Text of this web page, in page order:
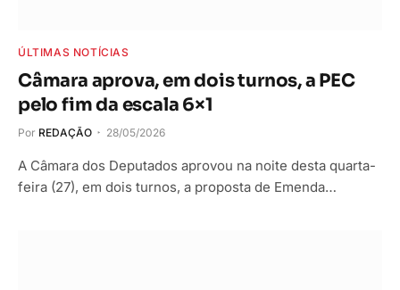
ÚLTIMAS NOTÍCIAS
Câmara aprova, em dois turnos, a PEC
pelo fim da escala 6×1
Por REDAÇÃO 28/05/2026
A Câmara dos Deputados aprovou na noite desta quarta-
feira (27), em dois turnos, a proposta de Emenda…